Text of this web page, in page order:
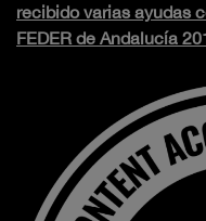
recibido varias ayudas
FEDER de Andalucía